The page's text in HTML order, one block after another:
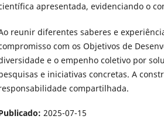
apresentada, evidenciando o
reunir diferentes saberes e
com os Objetivos de
e o empenho coletivo por
e iniciativas concretas. A
compartilhada.
2025-07-15